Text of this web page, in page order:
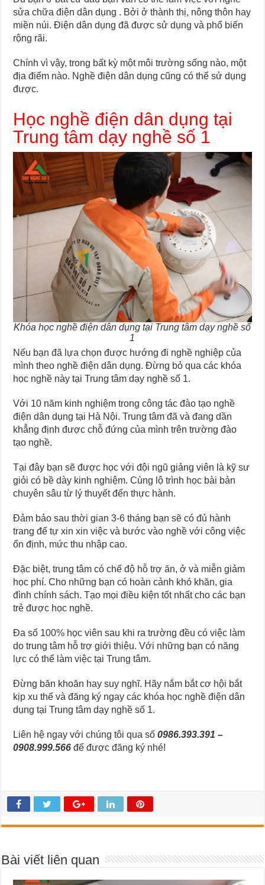
sửa chữa điện dân dụng . Bởi ở thành thị, nông thôn hay
miền núi. Điện dân dụng đã được sử dụng và phổ biến
rộng rãi.
Chính vì vậy, trong bất kỳ một môi trường sống nào, một
địa điểm nào. Nghề điện dân dụng cũng có thể sử dụng
được.
Học nghề điện dân dụng tại
Trung tâm dạy nghề số 1
Khóa học nghề điện dân dụng tại Trung tâm dạy nghề số
1
Nếu bạn đã lựa chọn được hướng đi nghề nghiệp của
mình theo nghề điện dân dụng. Đừng bỏ qua các khóa
học nghề này tại Trung tâm dạy nghề số 1.
Với 10 năm kinh nghiệm trong công tác đào tạo nghề
điện dân dụng tại Hà Nội. Trung tâm đã và đang dần
khẳng định được chỗ đứng của mình trên trường đào
tạo nghề.
Tại đây bạn sẽ được học với đội ngũ giảng viên là kỹ sư
giỏi có bề dày kinh nghiệm. Cùng lộ trình học bài bản
chuyên sâu từ lý thuyết đến thực hành.
Đảm bảo sau thời gian 3-6 tháng bạn sẽ có đủ hành
trang để tự xin xin việc và bước vào nghề với công việc
ổn định, mức thu nhập cao.
Đặc biệt, trung tâm có chế độ hỗ trợ ăn, ở và miễn giảm
học phí. Cho những bạn có hoàn cảnh khó khăn, gia
đình chính sách. Tạo mọi điều kiện tốt nhất cho các bạn
trẻ được học nghề.
Đa số 100% học viên sau khi ra trường đều có việc làm
do trung tâm hỗ trợ giới thiệu. Với những bạn có năng
lực có thể làm việc tại Trung tâm.
Đừng băn khoăn hay suy nghĩ. Hãy nắm bắt cơ hội bắt
kịp xu thế và đăng ký ngay các khóa học nghề điện dân
dụng tại Trung tâm dạy nghề số 1.
Liên hệ ngay với chúng tôi qua số0986.393.391 –
0908.999.566để được đăng ký nhé!
Bài viết liên quan